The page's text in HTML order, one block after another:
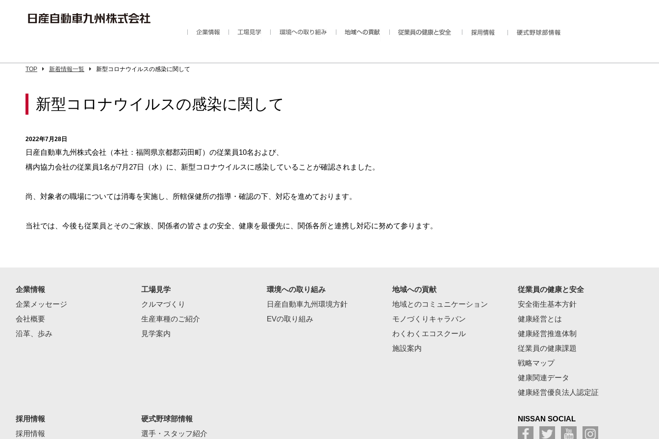
TOP 新着情報一覧 新型コロナウイルスの感染に関して
新型コロナウイルスの感染に関して
2022年7月28日
日産自動車九州株式会社（本社：福岡県京都郡苅田町）の従業員10名および、
構内協力会社の従業員1名が7月27日（水）に、新型コロナウイルスに感染していることが確認されました。
尚、対象者の職場については消毒を実施し、所轄保健所の指導・確認の下、対応を進めております。
当社では、今後も従業員とそのご家族、関係者の皆さまの安全、健康を最優先に、関係各所と連携し対応に努めて参ります。
企業情報
企業メッセージ
会社概要
沿革、歩み
工場見学
クルマづくり
生産車種のご紹介
見学案内
環境への取り組み
日産自動車九州環境方針
EVの取り組み
地域への貢献
地域とのコミュニケーション
モノづくりキャラバン
わくわくエコスクール
施設案内
従業員の健康と安全
安全衛生基本方針
健康経営とは
健康経営推進体制
従業員の健康課題
戦略マップ
健康関連データ
健康経営優良法人認定証
採用情報
採用情報
硬式野球部情報
選手・スタッフ紹介
NISSAN SOCIAL